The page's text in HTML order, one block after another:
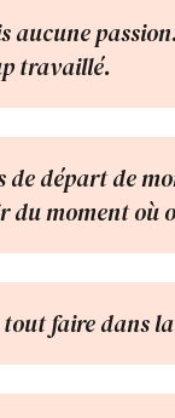
aucune
travaillé.
départ de
du moment où
faire dans